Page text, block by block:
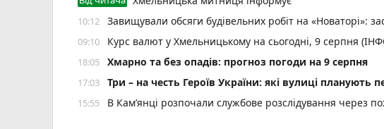
10:12 Завищували обсяги будівельних робіт на «Новаторі»:
09:10 Курс валют у Хмельницькому на сьогодні, 9 серпня
18:05 Хмарно та без опадів: прогноз погоди на 9 серпня
17:03 Три – на честь Героїв України: які вулиці
15:55 В Кам’янці розпочали службове розслідування через